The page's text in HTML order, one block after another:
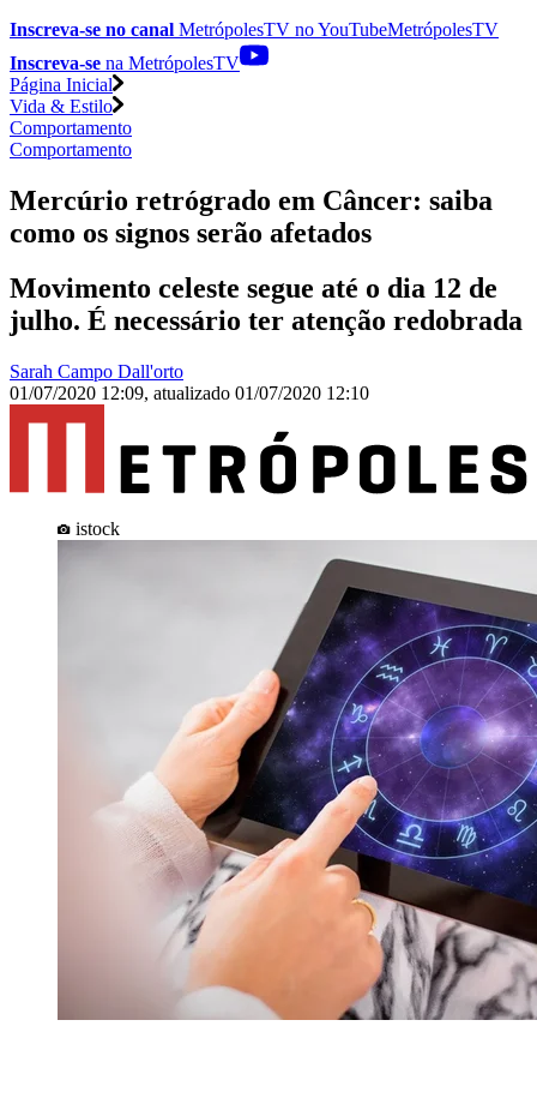
Inscreva-se no canal MetrópolesTV noYouTubeMetrópolesTV
Inscreva-se na MetrópolesTV
Página Inicial
Vida & Estilo
Comportamento
Comportamento
Mercúrio retrógrado em Câncer: saiba
como os signos serão afetados
Movimento celeste segue até o dia 12 de
julho. É necessário ter atenção redobrada
Sarah Campo Dall'orto
01/07/2020 12:09, atualizado 01/07/2020 12:10
istock